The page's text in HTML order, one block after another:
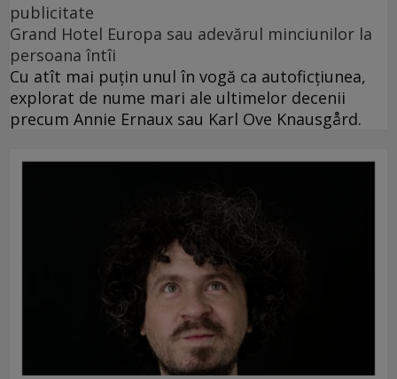
publicitate
Grand Hotel Europa sau adevărul minciunilor la
persoana întîi
Cu atît mai puțin unul în vogă ca autoficțiunea,
explorat de nume mari ale ultimelor decenii
precum Annie Ernaux sau Karl Ove Knausgård.